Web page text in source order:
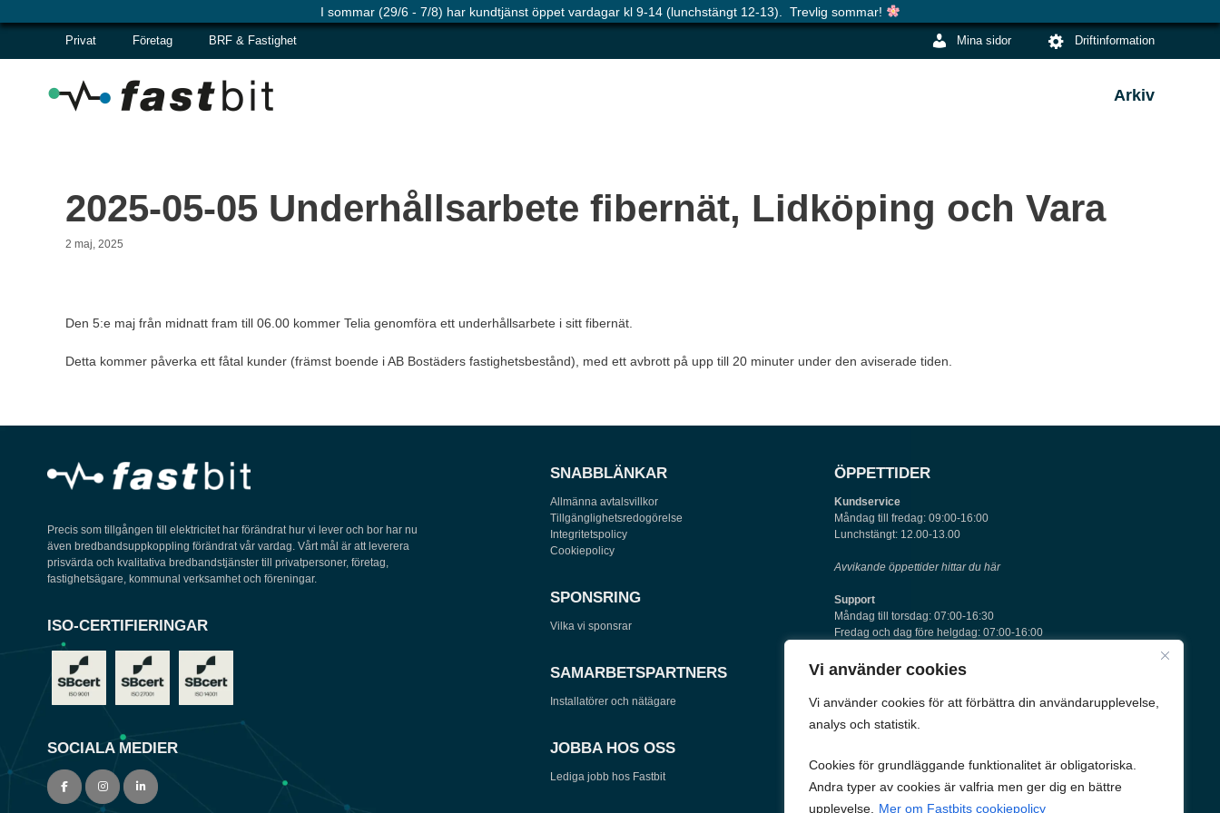
Vi använder cookies
Vi använder cookies för att förbättra din användarupplevelse,
analys och statistik.
Cookies för grundläggande funktionalitet är obligatoriska.
Andra typer av cookies är valfria men ger dig en bättre
upplevelse.
Mer om Fastbits cookiepolicy
I sommar (29/6 - 7/8) har kundtjänst öppet vardagar kl 9-14 (lunchstängt 12-13). Trevlig sommar!
Hoppa
Privat Företag BRF & Fastighet Mina sidor Driftinformation
Arkiv
2025-05-05 Underhållsarbete fibernät, Lidköping och Vara
2 maj, 2025
Den 5:e maj från midnatt fram till 06.00 kommer Telia genomföra ett underhållsarbete i sitt fibernät.
Detta kommer påverka ett fåtal kunder (främst boende i AB Bostäders fastighetsbestånd), med ett avbrott på upp till 20 minuter under den aviserade tiden.
Precis som tillgången till elektricitet har förändrat hur vi lever och bor har nu
även bredbandsuppkoppling förändrat vår vardag. Vårt mål är att leverera
prisvärda och kvalitativa bredbandstjänster till privatpersoner, företag,
fastighetsägare, kommunal verksamhet och föreningar.
ISO-CERTIFIERINGAR
SOCIALA MEDIER
SNABBLÄNKAR
Allmänna avtalsvillkor
Tillgänglighetsredogörelse
Integritetspolicy
Cookiepolicy
SPONSRING
Vilka vi sponsrar
SAMARBETSPARTNERS
Installatörer och nätägare
JOBBA HOS OSS
Lediga jobb hos Fastbit
ÖPPETTIDER
Kundservice
Måndag till fredag: 09:00-16:00
Lunchstängt: 12.00-13.00
Avvikande öppettider hittar du här
Support
Måndag till torsdag: 07:00-16:30
Fredag och dag före helgdag: 07:00-16:00
KONTAKTA OSS
Växeltelefon: 010-211 70 60
E-post: info@fastbit.se